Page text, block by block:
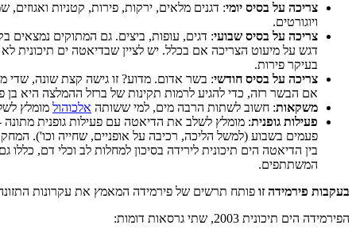
צריכה על בסיס יומי: דגנים מלאים, ירקות, פירות, קטניות ואגוזים,
ויוגורטים.
צריכה על בסיס שבועי: דגים, עופות, ביצים. גם המתוקים נמצאים
דגש על מיעוט הצריכה אם בכלל. יש לציין שבדיאטה ים תיכונית לא
בעיקר פירות.
צריכה על בסיס חודשי: בשר אדום. מדוע? זו גישה קצת שונה, שדי
אם הבשר רזה, כדי להגיע לרמות תקינות של ברזל ההמלצה היא בן
משקאות: חשוב לשתות הרבה מים, למי ששותה אלכוהול מומלץ
פעילות גופנית
פעמים בשבוע (למשל הליכה, רכיבה על אופניים, שחייה וכו').
בין הדיאטה הים תיכונית לירידה בסיכון למחלות לב וכלי דם, כללו
המשתתפים.
בעקבות פירמידה זו פותח תרשים של פירמידה המאמץ את עקרונות
הפירמידה הים תיכונית 2003, שתי גרסאות דומות: